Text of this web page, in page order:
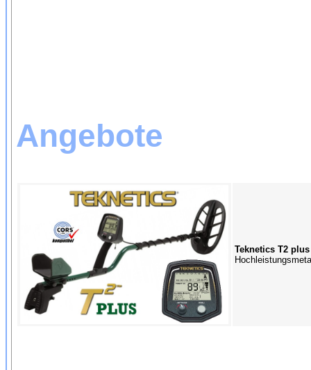
Angebote
Teknetics T2